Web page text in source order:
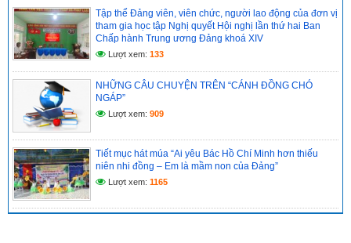
Tập thể Đảng viên, viên chức, người lao động của đơn vị
tham gia học tập Nghị quyết Hội nghị lần thứ hai Ban
Chấp hành Trung ương Đảng khoá XIV
Lượt xem: 133
NHỮNG CÂU CHUYỆN TRÊN “CÁNH ĐỒNG CHÓ
NGÁP”
Lượt xem: 909
Tiết mục hát múa “Ai yêu Bác Hồ Chí Minh hơn thiếu
niên nhi đồng – Em là mầm non của Đảng”
Lượt xem: 1165